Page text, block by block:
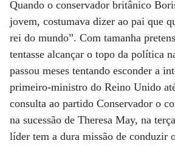
Quando o conservador britânico
jovem, costumava dizer ao pai que
rei do mundo”. Com tamanha
tentasse alcançar o topo da política
passou meses tentando esconder a
primeiro-ministro do Reino Unido
consulta ao partido Conservador o
na sucessão de Theresa May, na
líder tem a dura missão de conduzir